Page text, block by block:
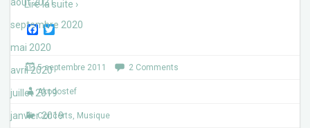
septembre 2020
mai 2020
avril 2020
juillet 2019
janvier 2019
Lire la suite ›
F
c
e
b
o
T
t
r
5 septembre 2011 2 Comments
Akodostef
Concerts, Musique